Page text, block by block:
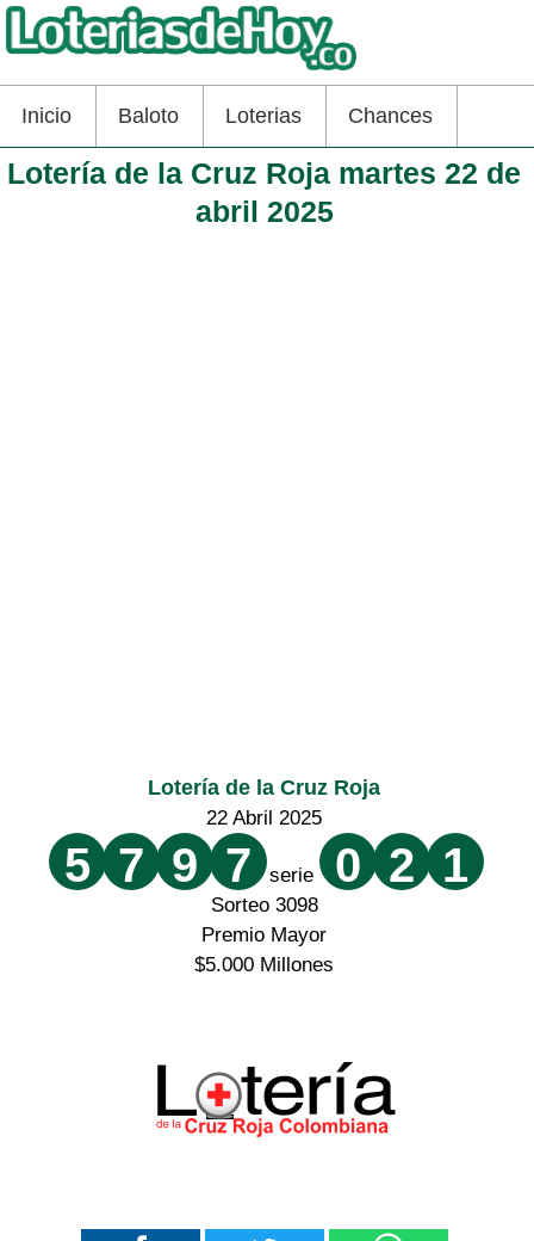
Inicio Baloto Loterias Chances
Lotería de la Cruz Roja martes 22 de
abril 2025
Lotería de la Cruz Roja
22 Abril 2025
5 7 9 7 serie 0 2 1
Sorteo 3098
Premio Mayor
$5.000 Millones